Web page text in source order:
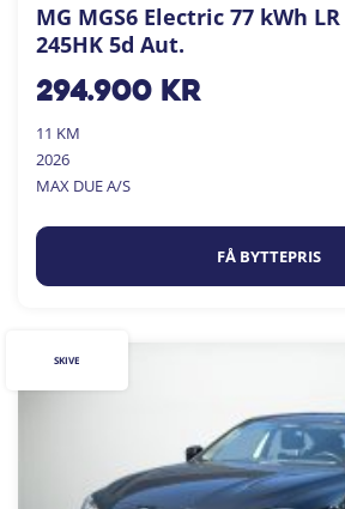
MG MGS6 Electric 77 kWh
245HK 5d Aut.
294.900kr
11 KM
2026
MAX DUE A/S
FÅ BYTTEPRIS
SKIVE